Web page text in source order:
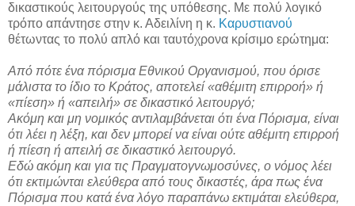
δικαστικούς λειτουργούς της υπόθεσης. Με πολύ λογικό
τρόπο απάντησε στην κ. Αδειλίνη η κ. Καρυστιανού
θέτωντας το πολύ απλό και ταυτόχρονα κρίσιμο ερώτημα:
Από πότε ένα πόρισμα Εθνικού Οργανισμού, που όρισε
μάλιστα το ίδιο το Κράτος, αποτελεί «αθέμιτη επιρροή» ή
«πίεση» ή «απειλή» σε δικαστικό λειτουργό;
Ακόμη και μη νομικός αντιλαμβάνεται ότι ένα Πόρισμα, είναι
ότι λέει η λέξη, και δεν μπορεί να είναι ούτε αθέμιτη επιρροή
ή πίεση ή απειλή σε δικαστικό λειτουργό.
Εδώ ακόμη και για τις Πραγματογνωμοσύνες, ο νόμος λέει
ότι εκτιμώνται ελεύθερα από τους δικαστές, άρα πως ένα
Πόρισμα που κατά ένα λόγο παραπάνω εκτιμάται ελεύθερα,